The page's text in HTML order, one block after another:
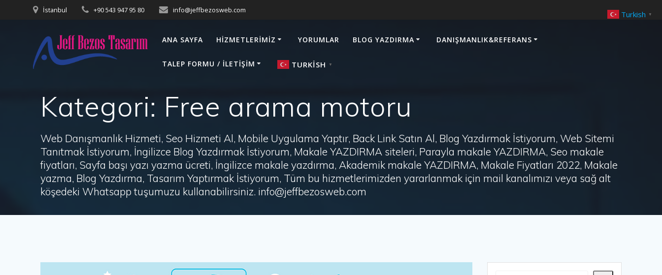
İstanbul +90 543 947 95 80 info@jeffbezosweb.com
ANA SAYFA HIZMETLERIMIZ YORUMLAR BLOG YAZDIRMA DANIŞMANLIK&REFERANS
TALEP FORMU / İLETIŞIM TURKISH ▼
Kategori: Free arama motoru
Web Danışmanlık Hizmeti, Seo Hizmeti Al, Mobile Uygulama Yaptır, Back Link Satın Al, Blog Yazdırmak İstiyorum, Web Sitemi
Tanıtmak İstiyorum, İngilizce Blog Yazdırmak İstiyorum, Makale YAZDIRMA siteleri, Parayla makale YAZDIRMA, Seo makale
fiyatları, Sayfa başı yazı yazma ücreti, İngilizce makale yazdırma, Akademik makale YAZDIRMA, Makale Fiyatları 2022, Makale
yazma, Blog Yazdırma, Tasarım Yaptırmak İstiyorum, Tüm bu hizmetlerimizden yararlanmak için mail kanalımızı veya sağ alt
köşedeki Whatsapp tuşumuzu kullanabilirsiniz. info@jeffbezosweb.com
Turkish ▼